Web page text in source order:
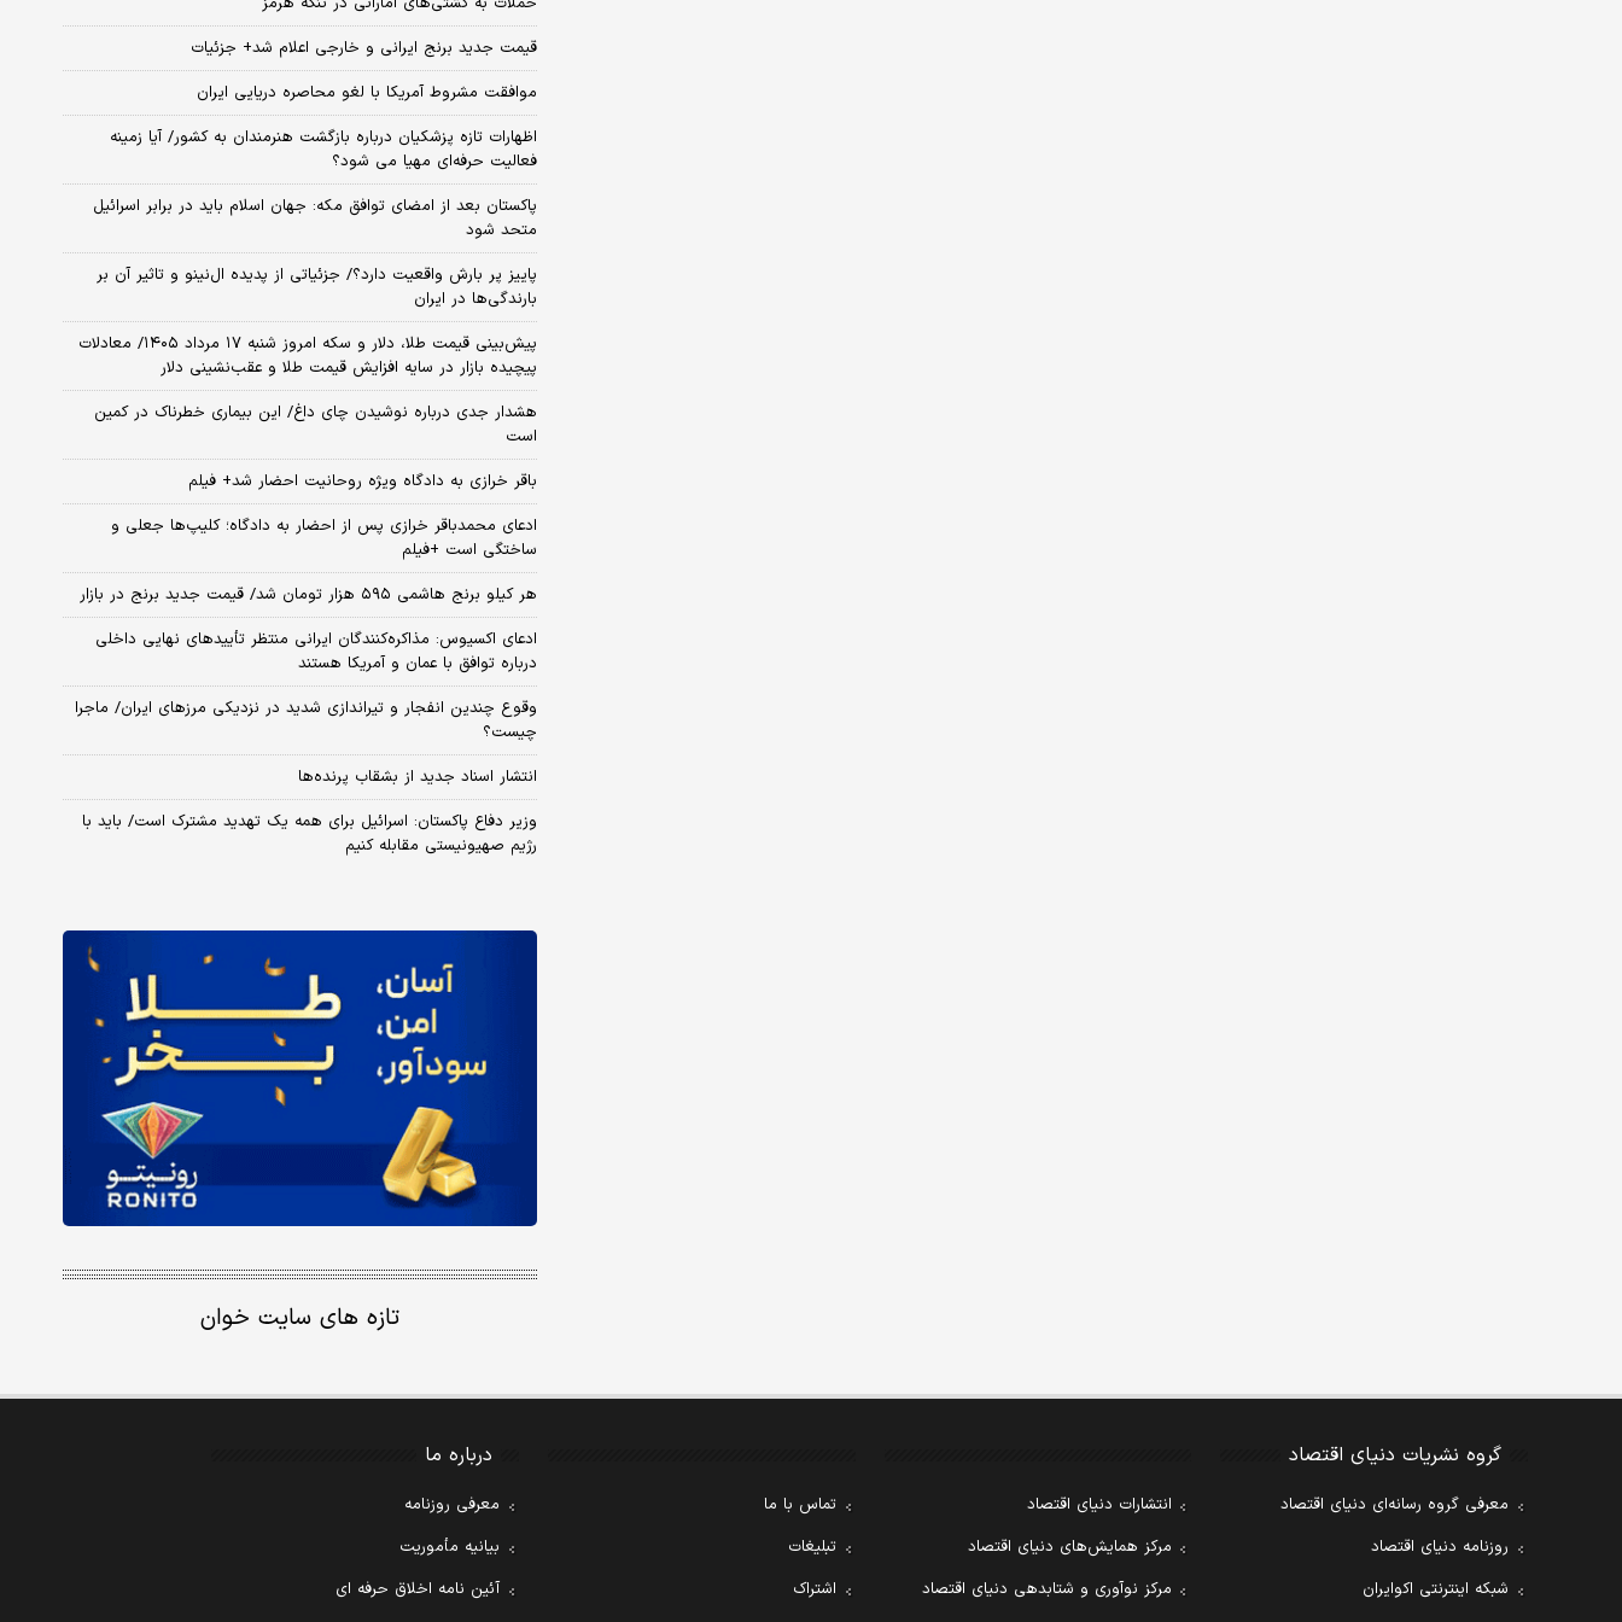
قیمت جدید برنج ایرانی و خارجی اعلام شد+ جزئیات
موافقت مشروط آمریکا با لغو محاصره دریایی ایران
اظهارات تازه پزشکیان درباره بازگشت هنرمندان به کشور/ آیا زمینه
فعالیت حرفه‌ای مهیا می شود؟
پاکستان بعد از امضای توافق مکه: جهان اسلام باید در برابر اسرائیل
متحد شود
پاییز پر بارش واقعیت دارد؟/ جزئیاتی از پدیده ال‌نینو و تاثیر آن بر
بارندگی‌ها در ایران
پیش‌بینی قیمت طلا، دلار و سکه امروز شنبه ۱۷ مرداد ۱۴۰۵/ معادلات
پیچیده بازار در سایه افزایش قیمت طلا و عقب‌نشینی دلار
هشدار جدی درباره نوشیدن چای داغ/ این بیماری خطرناک در کمین
است
باقر خرازی به دادگاه ویژه روحانیت احضار شد+ فیلم
ادعای محمدباقر خرازی پس از احضار به دادگاه؛ کلیپ‌ها جعلی و
ساختگی است +فیلم
هر کیلو برنج هاشمی ۵۹۵ هزار تومان شد/ قیمت جدید برنج در بازار
ادعای اکسیوس: مذاکره‌کنندگان ایرانی منتظر تأییدهای نهایی داخلی
درباره توافق با عمان و آمریکا هستند
وقوع چندین انفجار و تیراندازی شدید در نزدیکی مرز‌های ایران/ ماجرا
چیست؟
انتشار اسناد جدید از بشقاب پرنده‌ها
وزیر دفاع پاکستان: اسرائیل برای همه یک تهدید مشترک است/ باید با
رژیم صهیونیستی مقابله کنیم
تازه های سایت خوان
گروه نشریات دنیای اقتصاد
معرفی گروه رسانه‌ای دنیای اقتصاد
روزنامه دنیای اقتصاد
شبکه اینترنتی اکوایران
انتشارات دنیای اقتصاد
مرکز همایش‌های دنیای اقتصاد
مرکز نوآوری و شتابدهی دنیای اقتصاد
تماس با ما
تبلیغات
اشتراک
درباره ما
معرفی روزنامه
بیانیه مأموریت
آئین نامه اخلاق حرفه ای